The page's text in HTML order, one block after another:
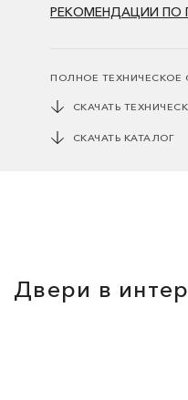
РЕКОМЕНДАЦИИ ПО
ПОЛНОЕ ТЕХНИЧЕСКОЕ
СКАЧАТЬ
СКАЧАТЬ КАТАЛОГ
Двери в